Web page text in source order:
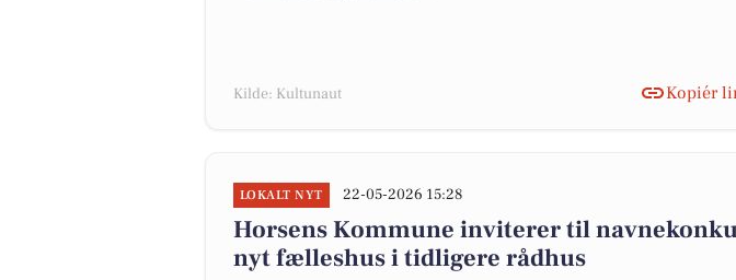
Kilde: Kultunaut Kopiér
LOKALT NYT 22-05-2026 15:28
Horsens Kommune inviterer til
nyt fælleshus i tidligere rådhus